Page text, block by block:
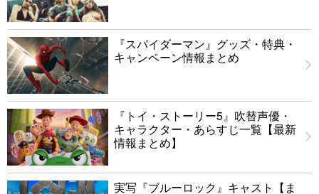
『スパイダーマン』グッズ・特典・
キャンペーン情報まとめ
『トイ・ストーリー5』吹替声優・
キャラクター・あらすじ一覧【最新
情報まとめ】
実写『ブルーロック』キャスト【ま